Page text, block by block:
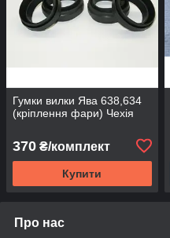
Гумки вилки Ява 638,634
(кріплення фари) Чехія
370 ₴/комплект
Купити
Про нас